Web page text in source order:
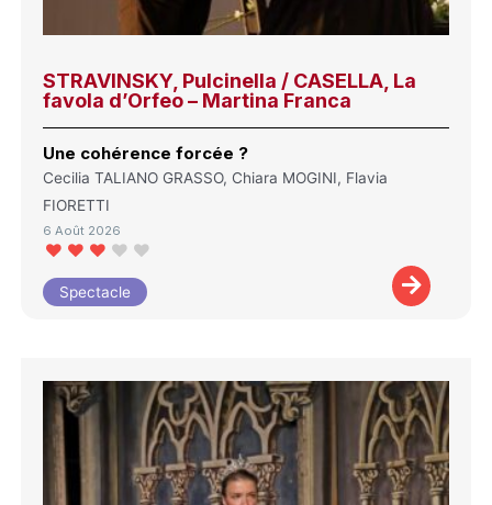
STRAVINSKY, Pulcinella / CASELLA, La
favola d’Orfeo – Martina Franca
Une cohérence forcée ?
Cecilia TALIANO GRASSO, Chiara MOGINI, Flavia
FIORETTI
6 Août 2026
Spectacle